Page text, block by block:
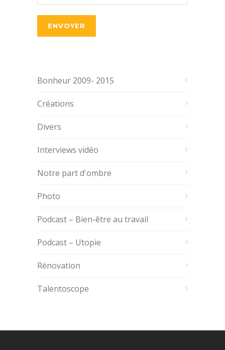
Bonheur 2009- 2015
Créations
Divers
Interviews vidéo
Notre part d'ombre
Photo
Podcast – Bien-être au travail
Podcast – Utopie
Rénovation
Talentoscope